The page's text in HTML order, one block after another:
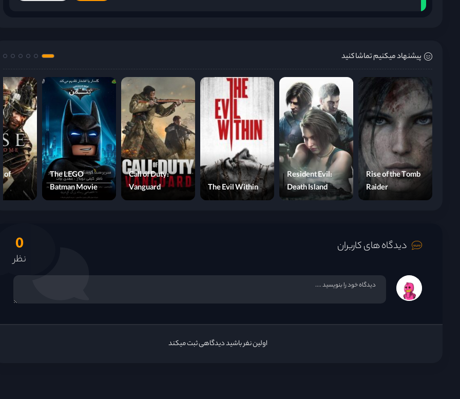
پیشنهاد میکنیم تماشا کنید
Rise of the Tomb
Raider
Resident Evil:
Death Island
The Evil Within
Call of Duty:
Vanguard
The LEGO
Batman Movie
of
دیدگاه های کاربران 0
نظر
اولین نفر باشید دیدگاهی ثبت میکند